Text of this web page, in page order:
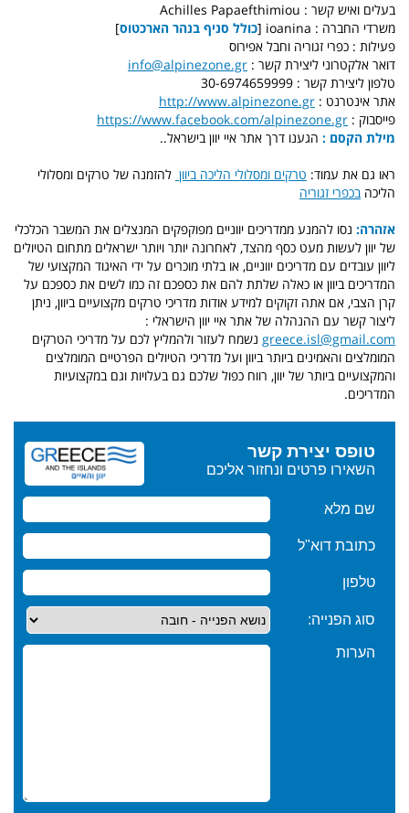
בעלים ואיש קשר : Achilles Papaefthimiou
משרדי החברה : ioanina [
כולל סניף בנהר הארכטוס]
פעילות : כפרי זגוריה וחבל אפירוס
דואר אלקטרוני ליצירת קשר : info@alpinezone.gr
טלפון ליצירת קשר : 30-6974659999
אתר אינטרנט : http://www.alpinezone.gr
פייסבוק : https://www.facebook.com/alpinezone.gr
מילת הקסם : הגענו דרך אתר איי יוון בישראל..
ראו גם את עמוד: טרקים ומסלולי הליכה ביוון להזמנה של טרקים ומסלולי
הליכהבכפרי זגוריה
אזהרה: נסו להמנע ממדריכים יווניים מפוקפקים המנצלים את המשבר הכלכלי
של יוון לעשות מעט כסף מהצד, לאחרונה יותר ויותר ישראלים מתחום הטיולים
ליוון עובדים עם מדריכים יווניים, או בלתי מוכרים על ידי האיגוד המקצועי של
המדריכים ביוון או כאלה שלתת להם את כספכם זה כמו לשים את כספכם על
קרן הצבי, אם אתה זקוקים למידע אודות מדריכי טרקים מקצועיים ביוון, ניתן
ליצור קשר עם ההנהלה של אתר איי יוון הישראלי :
greece.isl@gmail.com נשמח לעזור ולהמליץ לכם על מדריכי הטרקים
המומלצים והאמינים ביותר ביוון ועל מדריכי הטיולים הפרטיים המומלצים
והמקצועיים ביותר של יוון, רווח כפול שלכם גם בעלויות וגם במקצועיות
המדריכים.